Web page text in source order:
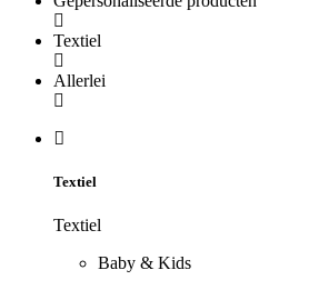
Textiel
Allerlei
Textiel
Textiel
Baby & Kids